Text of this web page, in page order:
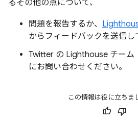
るその他の点について、
問題を報告するか、
からフィードバックを送信し
Twitter の Lighthouse チーム
にお問い合わせください。
この情報は役に立ちま